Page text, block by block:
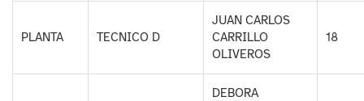
PLANTA TECNICO D
JUAN CARLOS
CARRILLO
OLIVEROS
18
DEBORA